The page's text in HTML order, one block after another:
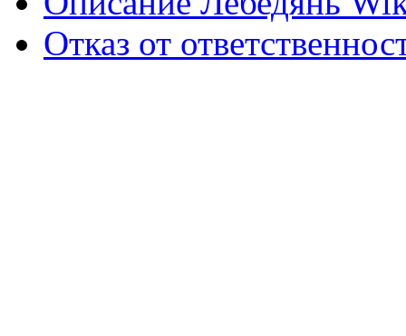
Отказ от